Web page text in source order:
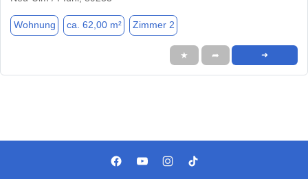
Wohnung ca. 62,00 m² Zimmer 2
★ ➦ ➜